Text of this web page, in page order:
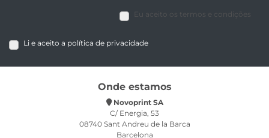
Eu aceito os termos e condições
Li e aceito a política de privacidade
Onde estamos
Novoprint SA
C/ Energia, 53
08740 Sant Andreu de la Barca
Barcelona